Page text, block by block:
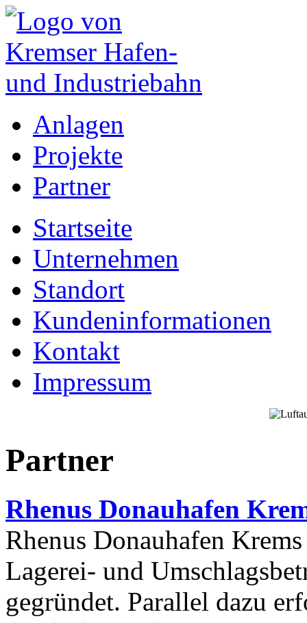
Anlagen
Projekte
Partner
Startseite
Unternehmen
Standort
Kundeninformationen
Kontakt
Impressum
Partner
Rhenus Donauhafen
Rhenus Donauhafen
Lagerei- und
gegründet. Parallel dazu